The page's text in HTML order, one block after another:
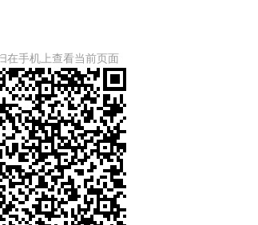
在手机上查看当前页面